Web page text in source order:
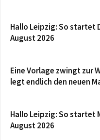
Hallo Leipzig: So startet
August 2026
Eine Vorlage zwingt zur
legt endlich den neuen
Hallo Leipzig: So startet
August 2026